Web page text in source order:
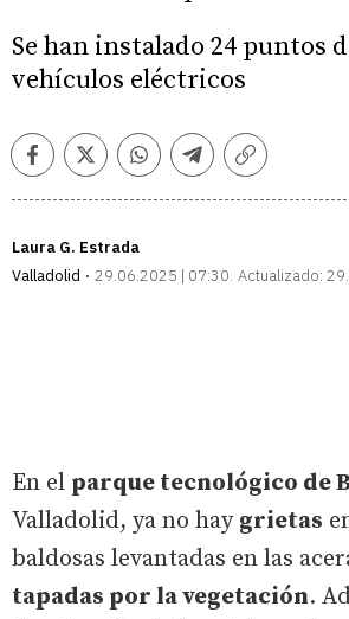
Se han instalado 24 puntos
vehículos eléctricos
FacebookTwitterWhatsappTelegramCopiar
Laura G. Estrada
Valladolid
29.06.2025 | 07:30 Actualizado:
En el parque tecnológico de
Valladolid, ya no hay grietas
baldosas levantadas en las
tapadas por la vegetación.